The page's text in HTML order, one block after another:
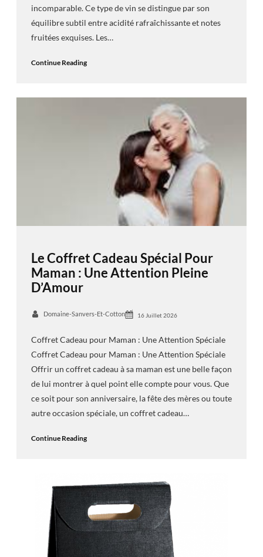
incomparable. Ce type de vin se distingue par son
équilibre subtil entre acidité rafraîchissante et notes
fruitées exquises. Les…
Continue Reading
Le Coffret Cadeau Spécial Pour
Maman : Une Attention Pleine
D’Amour
Domaine-Sanvers-Et-Cotton 16 Juillet 2026
Coffret Cadeau pour Maman : Une Attention Spéciale
Coffret Cadeau pour Maman : Une Attention Spéciale
Offrir un coffret cadeau à sa maman est une belle façon
de lui montrer à quel point elle compte pour vous. Que
ce soit pour son anniversaire, la fête des mères ou toute
autre occasion spéciale, un coffret cadeau…
Continue Reading